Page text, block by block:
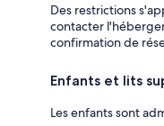
Des restrictions
contacter
confirmation de
Enfants et lits
Les enfants sont